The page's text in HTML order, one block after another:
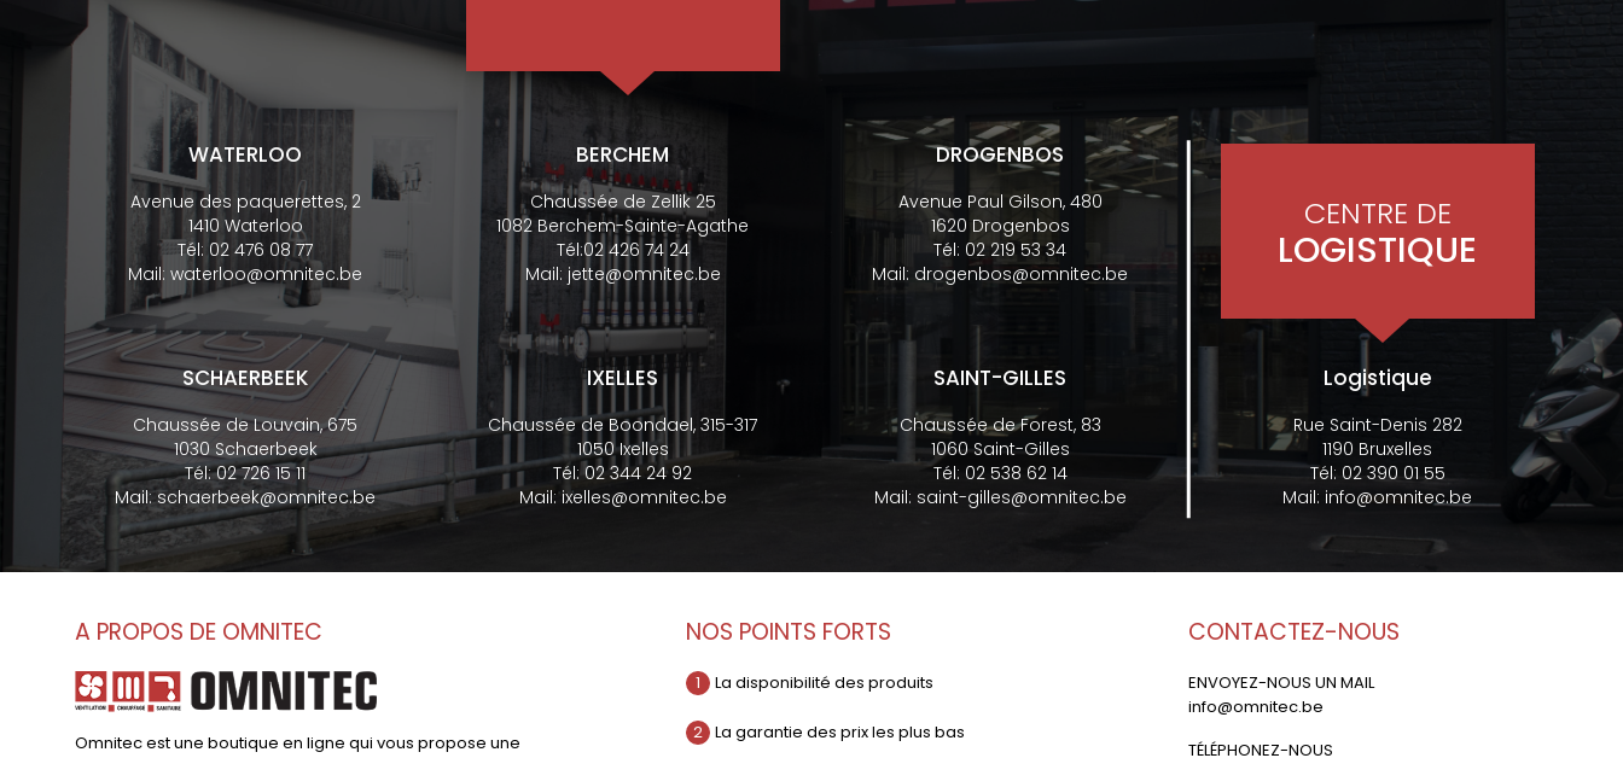
WATERLOO
Avenue des paquerettes, 2
1410 Waterloo
Tél: 02 476 08 77
Mail:waterloo@omnitec.be
SCHAERBEEK
Chaussée de Louvain, 675
1030 Schaerbeek
Tél:02 726 15 11
Mail:schaerbeek@omnitec.be
BERCHEM
Chaussée de Zellik 25
1082 Berchem-Sainte-Agathe
Tél:02 426 74 24
Mail: jette@omnitec.be
IXELLES
Chaussée de Boondael, 315-317
1050 Ixelles
Tél:02 344 24 92
Mail:ixelles@omnitec.be
DROGENBOS
Avenue Paul Gilson, 480
1620 Drogenbos
Tél: 02 219 53 34
Mail: drogenbos@omnitec.be
SAINT-GILLES
Chaussée de Forest, 83
1060 Saint-Gilles
Tél: 02 538 62 14
Mail: saint-gilles@omnitec.be
CENTRE DE
LOGISTIQUE
Logistique
Rue Saint-Denis 282
1190 Bruxelles
Tél: 02 390 01 55
Mail: info@omnitec.be
A PROPOS DE OMNITEC
Omnitec est une boutique en ligne qui vous propose une
NOS POINTS FORTS
1 La disponibilité des produits
2 La garantie des prix les plus bas
CONTACTEZ-NOUS
ENVOYEZ-NOUS UN MAIL
info@omnitec.be
TÉLÉPHONEZ-NOUS